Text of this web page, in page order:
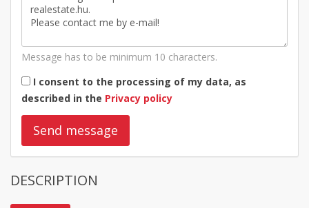
Message has to be minimum 10 characters.
I consent to the processing of my data, as
described in the Privacy policy
Send message
DESCRIPTION